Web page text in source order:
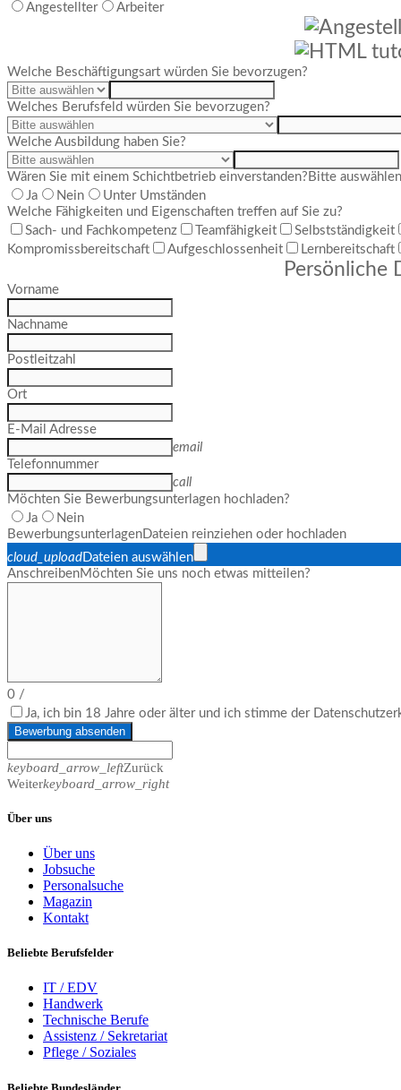
Angestellter
Arbeiter
Welche Beschäftigungsart würden Sie bevorzugen?
Welches Berufsfeld würden Sie bevorzugen?
Welche Ausbildung haben Sie?
Wären Sie mit einem Schichtbetrieb einverstanden? Bitte auswählen
Ja
Nein
Unter Umständen
Welche Fähigkeiten und Eigenschaften treffen auf Sie zu?
Sach- und Fachkompetenz
Teamfähigkeit
Selbstständigkeit
Kompromissbereitschaft
Aufgeschlossenheit Lernbereitschaft
Persönliche
Vorname
Nachname
Postleitzahl
Ort
E-Mail Adresse
email
Telefonnummer
call
Möchten Sie Bewerbungsunterlagen hochladen?
Ja
Nein
BewerbungsunterlagenDateien reinziehen oder hochladen
cloud_uploadDateien auswählen
AnschreibenMöchten Sie uns noch etwas mitteilen?
0 /
Ja, ich bin 18 Jahre oder älter und ich stimme der
Bewerbung absenden
keyboard_arrow_leftZurück
Weiterkeyboard_arrow_right
Über uns
Über uns
Jobsuche
Personalsuche
Magazin
Kontakt
Beliebte Berufsfelder
IT / EDV
Handwerk
Technische Berufe
Assistenz / Sekretariat
Pflege / Soziales